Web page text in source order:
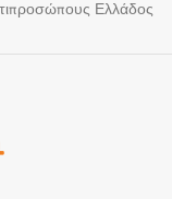
Ελλάδος